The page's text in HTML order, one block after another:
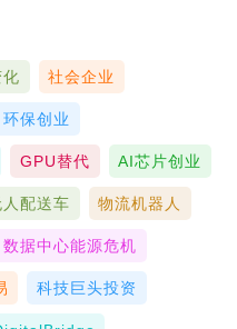
社会企业
环保创业
GPU替代 AI芯片创业
人配送车 物流机器人
数据中心能源危机
科技巨头投资